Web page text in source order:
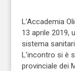
L’Accademia
13 aprile 2019,
sistema
L’incontro si è
provinciale dei